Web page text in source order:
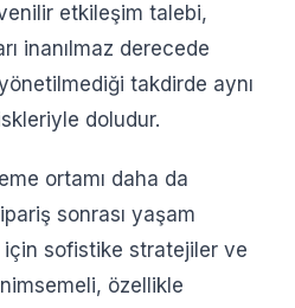
etkileşim talebi,
inanılmaz derecede
takdirde aynı
doludur.
ortamı daha da
sonrası yaşam
sofistike stratejiler ve
özellikle